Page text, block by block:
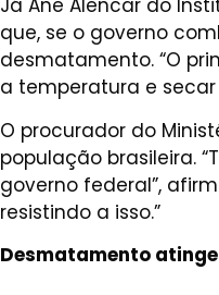
Já Ane Alencar do
que, se o governo
desmatamento. “O
a temperatura e
O procurador do
população brasileira.
governo federal”,
resistindo a isso.”
Desmatamento atinge